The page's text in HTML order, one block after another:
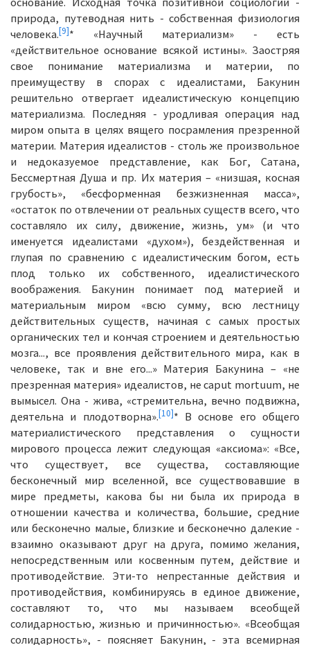
природа, путеводная нить - собственная физиология
человека.[9]* «Научный материализм» - есть
«действительное основание всякой истины». Заостряя
свое понимание материализма и материи, по
преимуществу в спорах с идеалистами, Бакунин
решительно отвергает идеалистическую концепцию
материализма. Последняя - уродливая операция над
миром опыта в целях вящего посрамления презренной
материи. Материя идеалистов - столь же произвольное
и недоказуемое представление, как Бог, Сатана,
Бессмертная Душа и пр. Их материя – «низшая, косная
грубость», «бесформенная безжизненная масса»,
«остаток по отвлечении от реальных существ всего, что
составляло их силу, движение, жизнь, ум» (и что
именуется идеалистами «духом»), бездейственная и
глупая по сравнению с идеалистическим богом, есть
плод только их собственного, идеалистического
воображения. Бакунин понимает под материей и
материальным миром «всю сумму, всю лестницу
действительных существ, начиная с самых простых
органических тел и кончая строением и деятельностью
мозга..., все проявления действительного мира, как в
человеке, так и вне его...» Материя Бакунина – «не
презренная материя» идеалистов, не caput mortuum, не
вымысел. Она - жива, «стремительна, вечно подвижна,
деятельна и плодотворна».[10]* В основе его общего
материалистического представления о сущности
мирового процесса лежит следующая «аксиома»: «Все,
что существует, все существа, составляющие
бесконечный мир вселенной, все существовавшие в
мире предметы, какова бы ни была их природа в
отношении качества и количества, большие, средние
или бесконечно малые, близкие и бесконечно далекие -
взаимно оказывают друг на друга, помимо желания,
непосредственным или косвенным путем, действие и
противодействие. Эти-то непрестанные действия и
противодействия, комбинируясь в единое движение,
составляют то, что мы называем всеобщей
солидарностью, жизнью и причинностью». «Всеобщая
солидарность», - поясняет Бакунин, - эта всемирная